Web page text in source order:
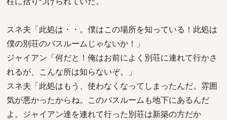
スネ夫「此処は・・。僕はこの場所を知っている！此処は
僕の別荘のバスルームじゃないか！」
ジャイアン「何だと！俺はお前によく別荘に連れて行かさ
れるが、こんな所は知らないぞ。」
スネ夫「此処はもう、使わなくなってしまったんだ。雰囲
気が悪かったからね。このバスルームも地下にあるんだ
よ。ジャイアン達を連れて行った別荘は新築の方だか